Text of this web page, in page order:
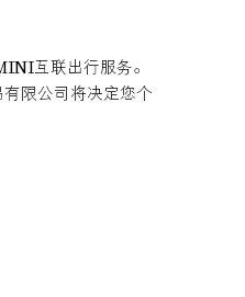
互联出行服务。
限公司将决定您个